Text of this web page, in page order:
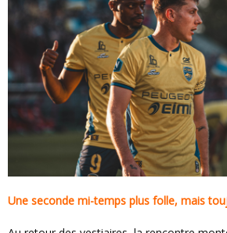
Une seconde mi-temps plus folle, mais